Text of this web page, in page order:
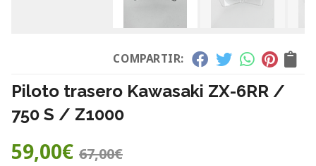
COMPARTIR:
Piloto trasero Kawasaki ZX-6RR /
750 S / Z1000
59,00€ 67,00€